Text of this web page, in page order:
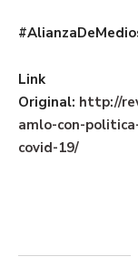
Link
Original: http://
amlo-con-
covid-19/